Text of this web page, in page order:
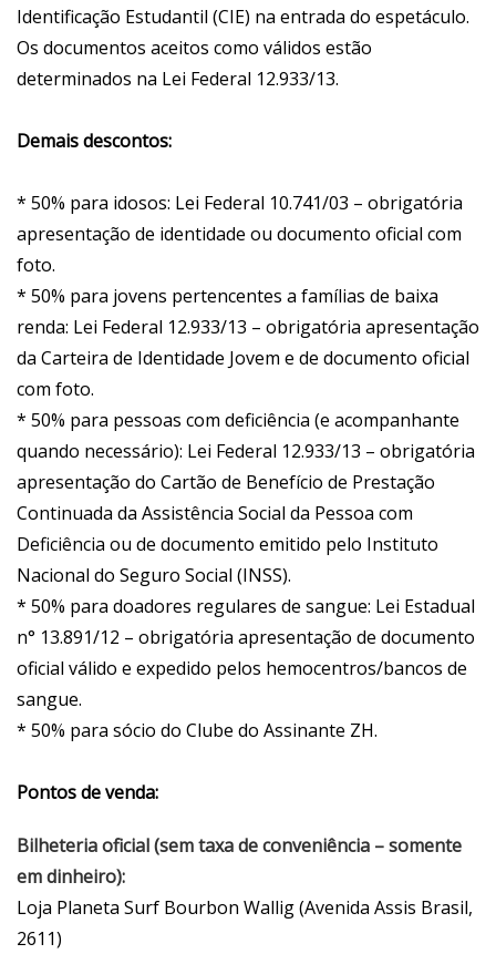
Identificação Estudantil (CIE) na entrada do espetáculo.
Os documentos aceitos como válidos estão
determinados na Lei Federal 12.933/13.
Demais descontos:
* 50% para idosos: Lei Federal 10.741/03 – obrigatória
apresentação de identidade ou documento oficial com
foto.
* 50% para jovens pertencentes a famílias de baixa
renda: Lei Federal 12.933/13 – obrigatória apresentação
da Carteira de Identidade Jovem e de documento oficial
com foto.
* 50% para pessoas com deficiência (e acompanhante
quando necessário): Lei Federal 12.933/13 – obrigatória
apresentação do Cartão de Benefício de Prestação
Continuada da Assistência Social da Pessoa com
Deficiência ou de documento emitido pelo Instituto
Nacional do Seguro Social (INSS).
* 50% para doadores regulares de sangue: Lei Estadual
n° 13.891/12 – obrigatória apresentação de documento
oficial válido e expedido pelos hemocentros/bancos de
sangue.
* 50% para sócio do Clube do Assinante ZH.
Pontos de venda:
Bilheteria oficial (sem taxa de conveniência – somente
em dinheiro):
Loja Planeta Surf Bourbon Wallig (Avenida Assis Brasil,
2611)